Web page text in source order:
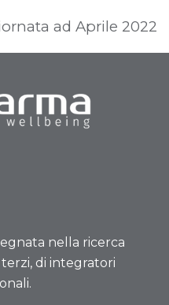
ad Aprile 2022
nella ricerca
di integratori